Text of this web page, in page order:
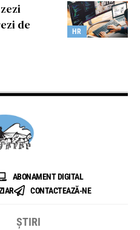
HR
de
ABONAMENT DIGITAL
CONTACTEAZĂ-NE
ȘTIRI